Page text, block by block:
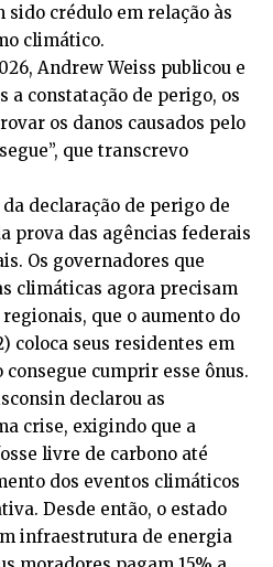
sido crédulo em relação às
climático.
Andrew Weiss publicou e
a constatação de perigo, os
os danos causados pelo
que transcrevo
da declaração de perigo de
prova das agências federais
Os governadores que
climáticas agora precisam
que o aumento do
coloca seus residentes em
cumprir esse ônus.
declarou as
crise, exigindo que a
livre de carbono até
dos eventos climáticos
Desde então, o estado
infraestrutura de energia